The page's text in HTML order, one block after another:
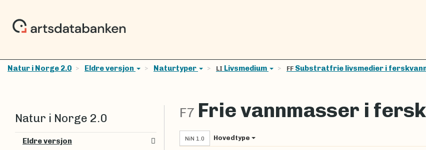
Natur i Norge 2.0 Eldre versjon Naturtyper LI Livsmedium FF Substratfrie livsmedier i
F7 Frie vannmasser i
NiN 1.0 Hovedtype
Natur i Norge 2.0
Eldre versjon